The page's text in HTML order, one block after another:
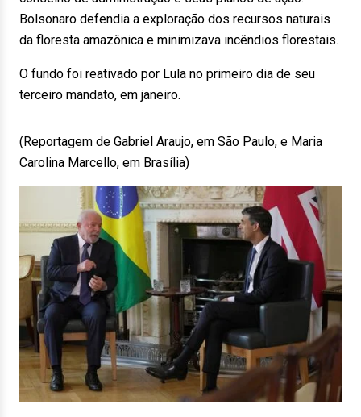
Bolsonaro defendia a exploração dos recursos naturais
da floresta amazônica e minimizava incêndios florestais.
O fundo foi reativado por Lula no primeiro dia de seu
terceiro mandato, em janeiro.
(Reportagem de Gabriel Araujo, em São Paulo, e Maria
Carolina Marcello, em Brasília)